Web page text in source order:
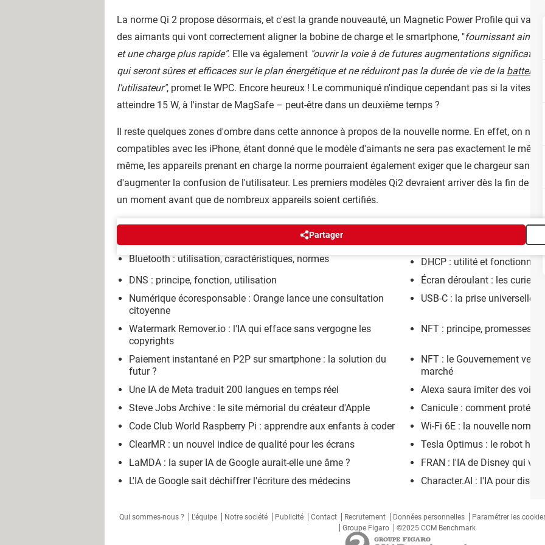
La norme Qi 2 propose désormais, et c'est la grande nouveauté, un Magnetic Power Profile qui va
des aimants qui vont correctement aligner la bobine de charge et le smartphone, "fournissant ainsi
et une charge plus rapide". Elle va également "ouvrir la voie à de futures augmentations
qui seront sûres et efficaces sur le plan énergétique et ne réduiront pas la durée de vie de la batterie
l'utilisateur", promet le WPC. Encore heureux ! Le communiqué n'indique cependant pas si la vitesse
atteindre 15 W, à l'instar de MagSafe – peut-être dans un deuxième temps ?
Il reste quelques zones d'ombre dans cette annonce à propos de la nouvelle norme. En effet, on ne
compatibles avec les iPhone, étant donné que le modèle d'aimants ne sera pas exactement le même
même, les appareils prenant en charge la norme pourraient également exiger que le chargeur sans
d'augmenter la confusion de l'utilisateur. Les premiers modèles Qi2 devraient arriver dès la fin de
un moment avant que de nombreux appareils soient certifiés.
Partager
Bluetooth : utilisation, caractéristiques, normes
DHCP : utilité et
DNS : principe, fonction, utilisation
Écran déroulant : les curieux
Numérique écoresponsable : Orange lance une consultation
citoyenne
USB-C : la prise universelle
Watermark Remover.io : l'IA qui efface sans vergogne les
copyrights
NFT : principe, promesses et
Paiement instantané en P2P sur smartphone : la solution du
futur ?
NFT : le Gouvernement veut
marché
Une IA de Meta traduit 200 langues en temps réel
Alexa saura imiter des voix,
Steve Jobs Archive : le site mémorial du créateur d'Apple
Canicule : comment
Code Club World Raspberry Pi : apprendre aux enfants à coder
Wi-Fi 6E : la nouvelle norme
ClearMR : un nouvel indice de qualité pour les écrans
Tesla Optimus : le robot
LaMDA : la super IA de Google aurait-elle une âme ?
FRAN : l'IA de Disney qui
L'IA de Google sait déchiffrer l'écriture des médecins
Character.AI : l'IA pour
Qui sommes-nous ? L'équipe Notre société Publicité Contact Recrutement Données personnelles Paramétrer les
Groupe Figaro
©2025 CCM Benchmark